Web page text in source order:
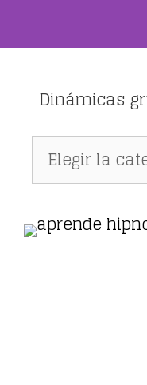
Dinámicas
Dinámicas
grupales
mucho
más